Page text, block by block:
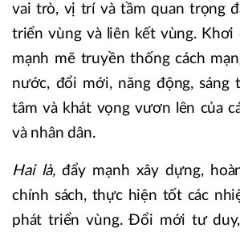
vai trò, vị trí và tầm quan trọng
triển vùng và liên kết vùng. Khơi
mạnh mẽ truyền thống cách
nước, đổi mới, năng động, sáng
tâm và khát vọng vươn lên của
và nhân dân.
Hai là,đẩy mạnh xây dựng,
chính sách, thực hiện tốt các
phát triển vùng. Đổi mới tư